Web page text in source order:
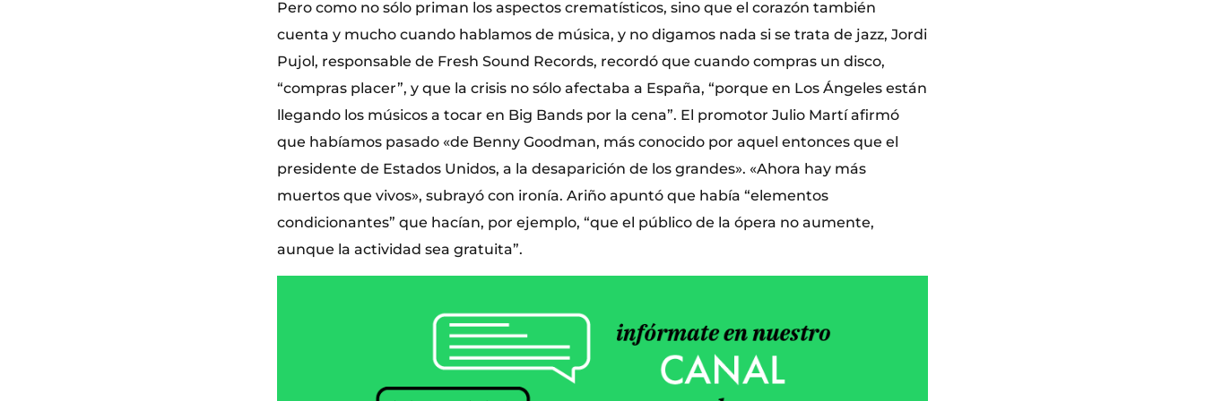
Pero como no sólo priman los aspectos crematísticos, sino que el corazón también
cuenta y mucho cuando hablamos de música, y no digamos nada si se trata de jazz, Jordi
Pujol, responsable de Fresh Sound Records, recordó que cuando compras un disco,
“compras placer”, y que la crisis no sólo afectaba a España, “porque en Los Ángeles están
llegando los músicos a tocar en Big Bands por la cena”. El promotor Julio Martí afirmó
que habíamos pasado «de Benny Goodman, más conocido por aquel entonces que el
presidente de Estados Unidos, a la desaparición de los grandes». «Ahora hay más
muertos que vivos», subrayó con ironía. Ariño apuntó que había “elementos
condicionantes” que hacían, por ejemplo, “que el público de la ópera no aumente,
aunque la actividad sea gratuita”.